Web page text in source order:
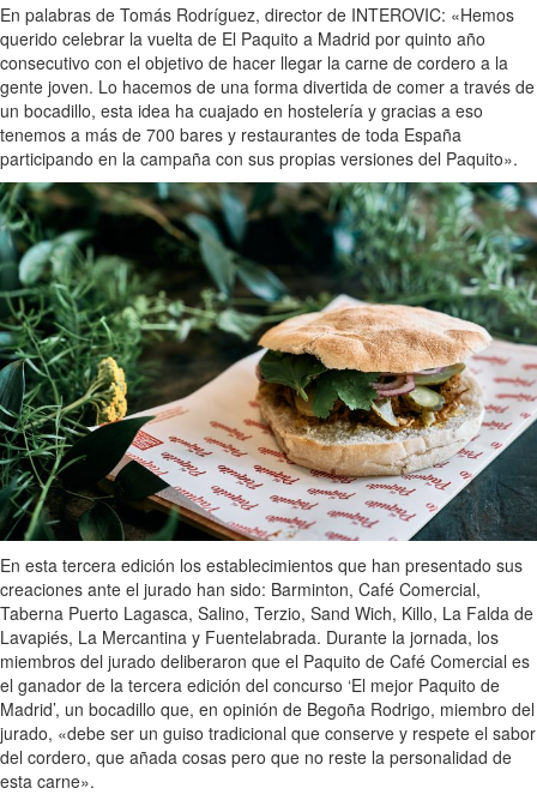
En palabras de Tomás Rodríguez, director de INTEROVIC: «Hemos
querido celebrar la vuelta de El Paquito a Madrid por quinto año
consecutivo con el objetivo de hacer llegar la carne de cordero a la
gente joven. Lo hacemos de una forma divertida de comer a través de
un bocadillo, esta idea ha cuajado en hostelería y gracias a eso
tenemos a más de 700 bares y restaurantes de toda España
participando en la campaña con sus propias versiones del Paquito».
En esta tercera edición los establecimientos que han presentado sus
creaciones ante el jurado han sido: Barminton, Café Comercial,
Taberna Puerto Lagasca, Salino, Terzio, Sand Wich, Killo, La Falda de
Lavapiés, La Mercantina y Fuentelabrada. Durante la jornada, los
miembros del jurado deliberaron que el Paquito de Café Comercial es
el ganador de la tercera edición del concurso ‘El mejor Paquito de
Madrid’, un bocadillo que, en opinión de Begoña Rodrigo, miembro del
jurado, «debe ser un guiso tradicional que conserve y respete el sabor
del cordero, que añada cosas pero que no reste la personalidad de
esta carne».